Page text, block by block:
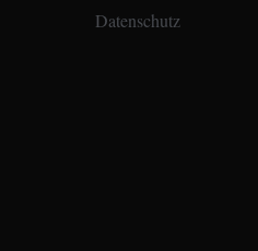
Datenschutz